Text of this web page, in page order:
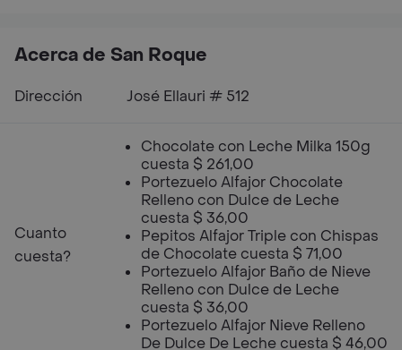
Acerca de San Roque
Dirección José Ellauri # 512
Cuanto
cuesta?
Chocolate con Leche Milka 150g
cuesta $ 261,00
Portezuelo Alfajor Chocolate
Relleno con Dulce de Leche
cuesta $ 36,00
Pepitos Alfajor Triple con Chispas
de Chocolate cuesta $ 71,00
Portezuelo Alfajor Baño de Nieve
Relleno con Dulce de Leche
cuesta $ 36,00
Portezuelo Alfajor Nieve Relleno
De Dulce De Leche cuesta $ 46,00